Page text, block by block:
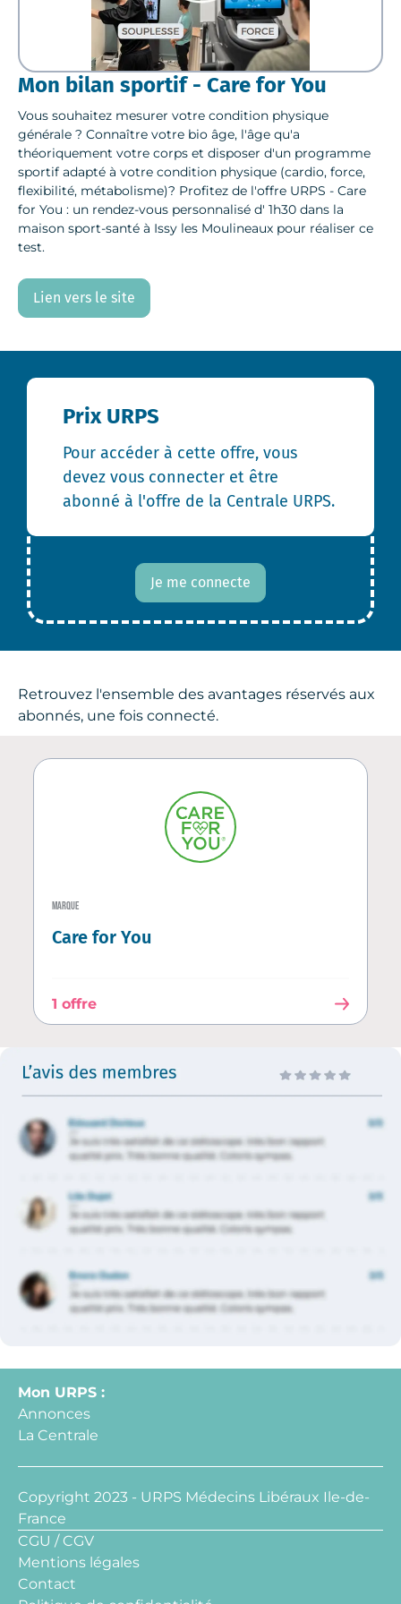
Mon bilan sportif - Care for You
Vous souhaitez mesurer votre condition physique
générale ? Connaître votre bio âge, l'âge qu'a
théoriquement votre corps et disposer d'un programme
sportif adapté à votre condition physique (cardio, force,
flexibilité, métabolisme)? Profitez de l'offre URPS - Care
for You : un rendez-vous personnalisé d' 1h30 dans la
maison sport-santé à Issy les Moulineaux pour réaliser ce
test.
Lien vers le site
Prix URPS
Pour accéder à cette offre, vous
devez vous connecter et être
abonné à l'offre de la Centrale URPS.
Je me connecte
Retrouvez l'ensemble des avantages réservés aux
abonnés, une fois connecté.
MARQUE
Care for You
1 offre
Mon URPS :
Annonces
La Centrale
Copyright 2023 - URPS Médecins Libéraux Ile-de-
France
CGU / CGV
Mentions légales
Contact